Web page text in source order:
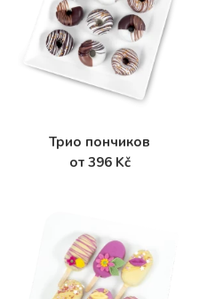
Трио пончиков
от 396 Kč